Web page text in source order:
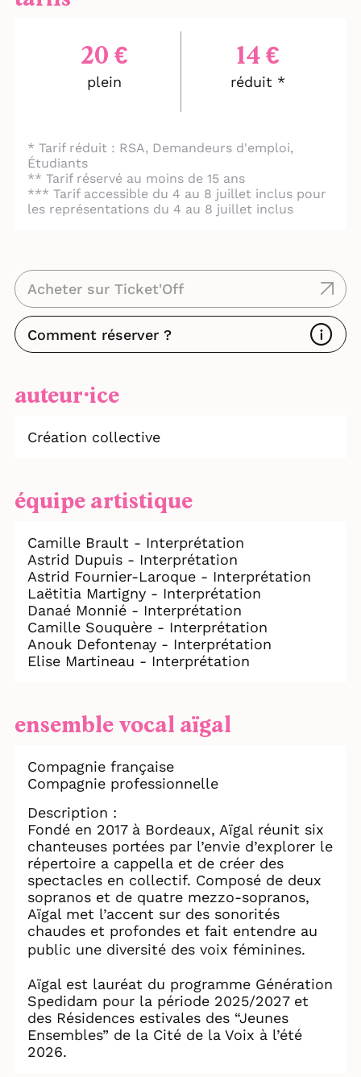
Regina Caeli de la compositrice Lise Borel.
Un spectacle musical a cappella où
s’entremêlent chant et poésie.
20 €
plein
14 €
réduit *
* Tarif réduit : RSA, Demandeurs d'emploi,
Étudiants
** Tarif réservé au moins de 15 ans
*** Tarif accessible du 4 au 8 juillet inclus pour
les représentations du 4 au 8 juillet inclus
Acheter sur Ticket'Off
Comment réserver ?
auteur⸱ice
Création collective
équipe artistique
Camille Brault - Interprétation
Astrid Dupuis - Interprétation
Astrid Fournier-Laroque - Interprétation
Laëtitia Martigny - Interprétation
Danaé Monnié - Interprétation
Camille Souquère - Interprétation
Anouk Defontenay - Interprétation
Elise Martineau - Interprétation
ensemble vocal aïgal
Compagnie française
Compagnie professionnelle
Description :
Fondé en 2017 à Bordeaux, Aïgal réunit six
chanteuses portées par l’envie d’explorer le
répertoire a cappella et de créer des
spectacles en collectif. Composé de deux
sopranos et de quatre mezzo-sopranos,
Aïgal met l’accent sur des sonorités
chaudes et profondes et fait entendre au
public une diversité des voix féminines.
Aïgal est lauréat du programme Génération
Spedidam pour la période 2025/2027 et
des Résidences estivales des “Jeunes
Ensembles” de la Cité de la Voix à l’été
2026.